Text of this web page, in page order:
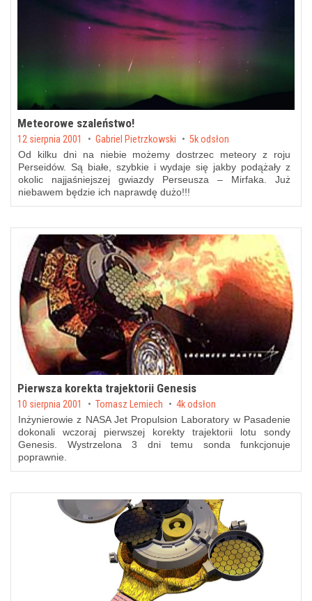
Meteorowe szaleństwo!
Posted on
12 sierpnia 2001 byGabriel Pietrzkowski 5k odsłon
Od kilku dni na niebie możemy dostrzec meteory z roju
Perseidów. Są białe, szybkie i wydaje się jakby podążały z
okolic najjaśniejszej gwiazdy Perseusza – Mirfaka. Już
niebawem będzie ich naprawdę dużo!!!
Pierwsza korekta trajektorii Genesis
Posted on
10 sierpnia 2001 byTomasz Lemiech 4k odsłon
Inżynierowie z NASA Jet Propulsion Laboratory w Pasadenie
dokonali wczoraj pierwszej korekty trajektorii lotu sondy
Genesis. Wystrzelona 3 dni temu sonda funkcjonuje
poprawnie.